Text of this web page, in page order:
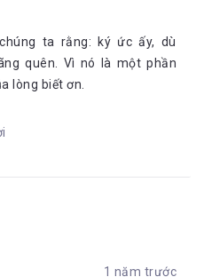
ta rằng: ký ức ấy, dù
quên. Vì nó là một phần
lòng biết ơn.
1 năm trước